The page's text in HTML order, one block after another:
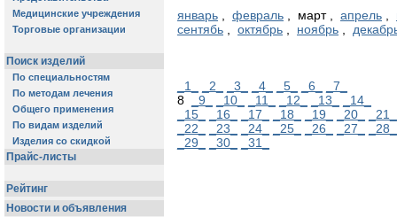
январь , февраль , март , апрель ,
сентябь , октябрь , ноябрь ,
_1_ _2_ _3_ _4_ _5_ _6_
_7_
8
_9_ _10_ _11_ _12_ _13_
_14_
_15_
_16_ _17_ _18_ _19_ _20_
_21_
_22_
_23_ _24_ _25_ _26_ _27_
_28_
_29_
_30_ _31_